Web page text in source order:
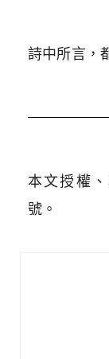
詩中所言，
本文授權
號。